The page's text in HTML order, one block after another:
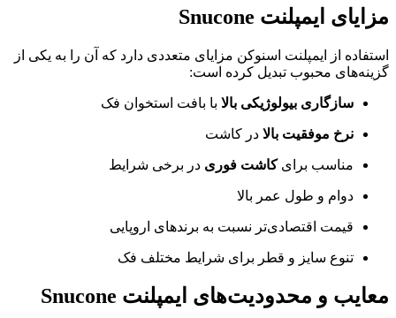
مزایای ایمپلنت Snucone
استفاده از ایمپلنت اسنوکن مزایای متعددی دارد که آن را به یکی از
گزینه‌های محبوب تبدیل کرده است:
سازگاری بیولوژیکی بالا با بافت استخوان فک
نرخ موفقیت بالا در کاشت
مناسب برایکاشت فوری در برخی شرایط
دوام و طول عمر بالا
قیمت اقتصادی‌تر نسبت به برندهای اروپایی
تنوع سایز و قطر برای شرایط مختلف فک
معایب و محدودیت‌های ایمپلنت Snucone